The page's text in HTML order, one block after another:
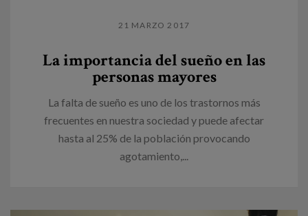
21 MARZO 2017
La importancia del sueño en las
personas mayores
La falta de sueño es uno de los trastornos más
frecuentes en nuestra sociedad y puede afectar
hasta al 25% de la población provocando
agotamiento,...